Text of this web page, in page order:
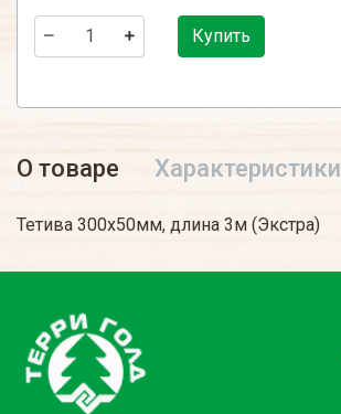
Купить
О товаре Характеристики
Тетива 300х50мм, длина 3м (Экстра)